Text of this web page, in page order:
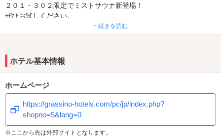
２０１・３０２限定でミストサウナ新登場！
ぜひお試しください。
（その他スチームサウナの部屋もあります。）
■VOD導入！
wi-fi-導入でネット接続も快適便利♪
■所沢・西武ドーム周辺で高級感のあるお部屋です！
+ 続きを読む
ホテル基本情報
ホームページ
https://grassino-hotels.com/pc/jp/index.php?
shopno=5&lang=0
※ここから先は外部サイトとなります。